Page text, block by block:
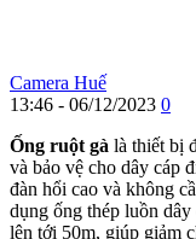
Camera Huế
13:46 - 06/12/2023 0
Ống ruột gà là thiết bị
và bảo vệ cho dây cáp
đàn hổi cao và không
dụng ống thép luồn
lên tới 50m, giúp giảm